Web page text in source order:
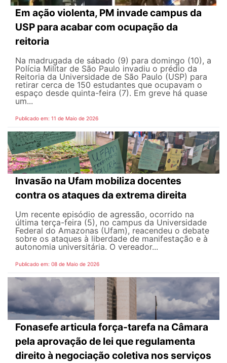
Em ação violenta, PM invade campus da
USP para acabar com ocupação da
reitoria
Na madrugada de sábado (9) para domingo (10), a
Polícia Militar de São Paulo invadiu o prédio da
Reitoria da Universidade de São Paulo (USP) para
retirar cerca de 150 estudantes que ocupavam o
espaço desde quinta-feira (7). Em greve há quase
um...
Publicado em: 11 de Maio de 2026
Invasão na Ufam mobiliza docentes
contra os ataques da extrema direita
Um recente episódio de agressão, ocorrido na
última terça-feira (5), no campus da Universidade
Federal do Amazonas (Ufam), reacendeu o debate
sobre os ataques à liberdade de manifestação e à
autonomia universitária. O vereador...
Publicado em: 08 de Maio de 2026
Fonasefe articula força-tarefa na Câmara
pela aprovação de lei que regulamenta
direito à negociação coletiva nos serviços